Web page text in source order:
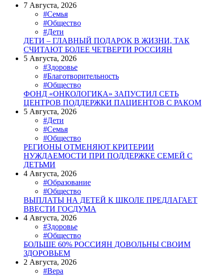
7 Августа, 2026
#Семья
#Общество
#Дети
ДЕТИ – ГЛАВНЫЙ ПОДАРОК В ЖИЗНИ, ТАК
СЧИТАЮТ БОЛЕЕ ЧЕТВЕРТИ РОССИЯН
5 Августа, 2026
#Здоровье
#Благотворительность
#Общество
ФОНД «ОНКОЛОГИКА» ЗАПУСТИЛ СЕТЬ
ЦЕНТРОВ ПОДДЕРЖКИ ПАЦИЕНТОВ С РАКОМ
5 Августа, 2026
#Дети
#Семья
#Общество
РЕГИОНЫ ОТМЕНЯЮТ КРИТЕРИИ
НУЖДАЕМОСТИ ПРИ ПОДДЕРЖКЕ СЕМЕЙ С
ДЕТЬМИ
4 Августа, 2026
#Образование
#Общество
ВЫПЛАТЫ НА ДЕТЕЙ К ШКОЛЕ ПРЕДЛАГАЕТ
ВВЕСТИ ГОСДУМА
4 Августа, 2026
#Здоровье
#Общество
БОЛЬШЕ 60% РОССИЯН ДОВОЛЬНЫ СВОИМ
ЗДОРОВЬЕМ
2 Августа, 2026
#Вера